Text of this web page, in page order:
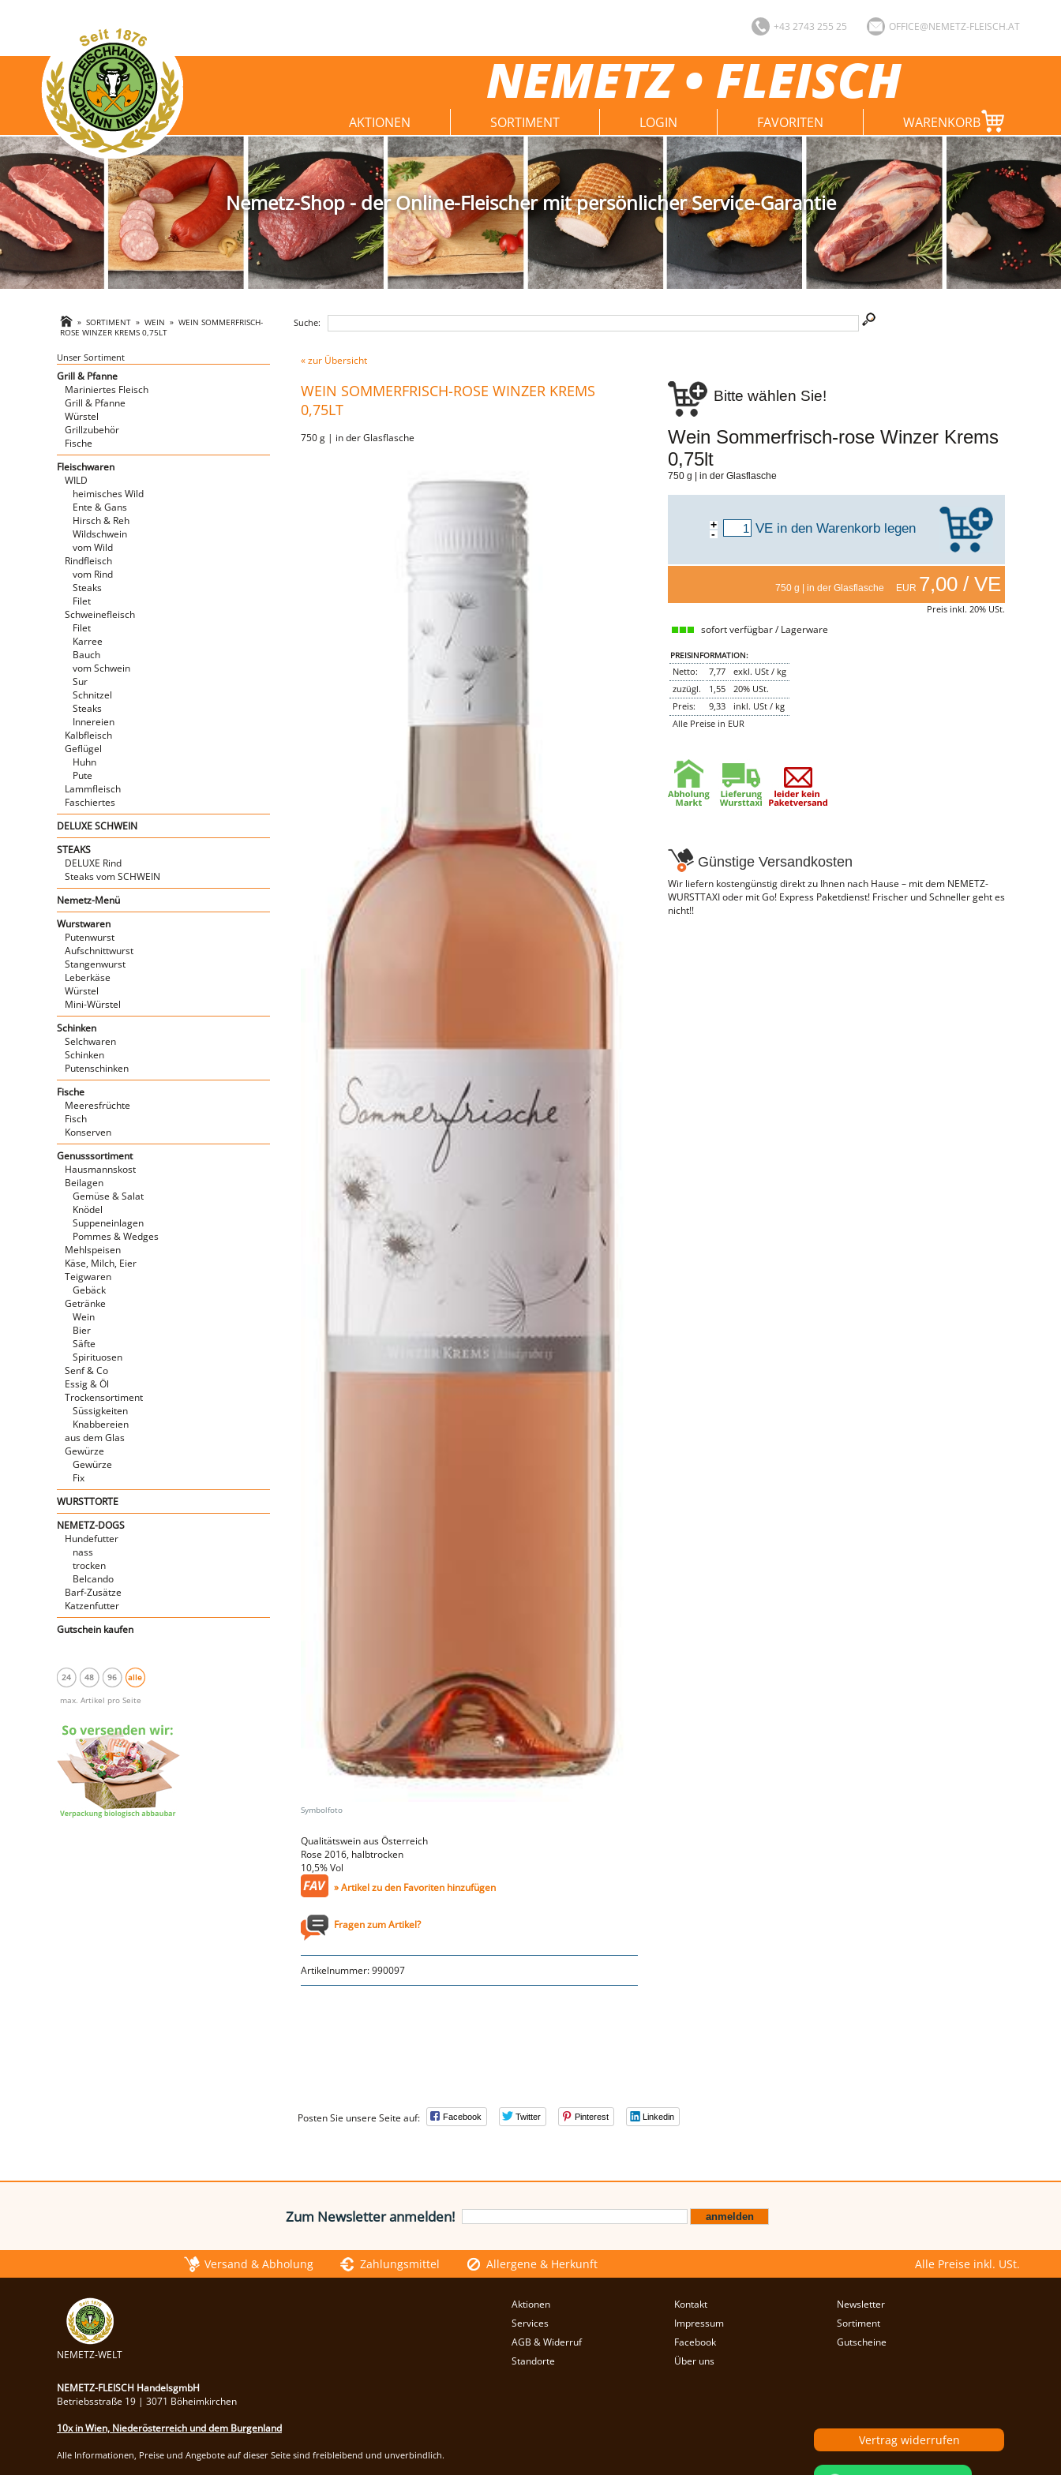
NEMETZ • FLEISCH
+43 2743 255 25 OFFICE@NEMETZ-FLEISCH.AT
AKTIONEN SORTIMENT LOGIN FAVORITEN WARENKORB
Nemetz-Shop - der Online-Fleischer mit persönlicher Service-Garantie
»SORTIMENT »WEIN »WEIN SOMMERFRISCH-
ROSE WINZER KREMS 0,75LT
Suche:
Unser Sortiment
Grill & Pfanne
Mariniertes Fleisch
Grill & Pfanne
Würstel
Grillzubehör
Fische
Fleischwaren
WILD
heimisches Wild
Ente & Gans
Hirsch & Reh
Wildschwein
vom Wild
Rindfleisch
vom Rind
Steaks
Filet
Schweinefleisch
Filet
Karree
Bauch
vom Schwein
Sur
Schnitzel
Steaks
Innereien
Kalbfleisch
Geflügel
Huhn
Pute
Lammfleisch
Faschiertes
DELUXE SCHWEIN
STEAKS
DELUXE Rind
Steaks vom SCHWEIN
Nemetz-Menü
Wurstwaren
Putenwurst
Aufschnittwurst
Stangenwurst
Leberkäse
Würstel
Mini-Würstel
Schinken
Selchwaren
Schinken
Putenschinken
Fische
Meeresfrüchte
Fisch
Konserven
Genusssortiment
Hausmannskost
Beilagen
Gemüse & Salat
Knödel
Suppeneinlagen
Pommes & Wedges
Mehlspeisen
Käse, Milch, Eier
Teigwaren
Gebäck
Getränke
Wein
Bier
Säfte
Spirituosen
Senf & Co
Essig & Öl
Trockensortiment
Süssigkeiten
Knabbereien
aus dem Glas
Gewürze
Gewürze
Fix
WURSTTORTE
NEMETZ-DOGS
Hundefutter
nass
trocken
Belcando
Barf-Zusätze
Katzenfutter
Gutschein kaufen
24 48 96 alle
max. Artikel pro Seite
« zur Übersicht
WEIN SOMMERFRISCH-ROSE WINZER KREMS
0,75LT
750 g | in der Glasflasche
Qualitätswein aus Österreich
Rose 2016, halbtrocken
10,5% Vol
» Artikel zu den Favoriten hinzufügen
Fragen zum Artikel?
Artikelnummer:990097
Bitte wählen Sie!
Wein Sommerfrisch-rose Winzer Krems
0,75lt
750 g | in der Glasflasche
+
- VEin den Warenkorb legen
750 g | in der Glasflasche EUR 7,00 / VE
Preis inkl. 20% USt.
sofort verfügbar / Lagerware
PREISINFORMATION:
Netto: 7,77
exkl. USt / kg
zuzügl.
1,55
20% USt.
Preis:
9,33
inkl. USt / kg
Alle Preise in EUR
Günstige Versandkosten
Wir liefern kostengünstig direkt zu Ihnen nach Hause – mit dem NEMETZ-
WURSTTAXI oder mit Go! Express Paketdienst! Frischer und Schneller geht es
nicht!!
Posten Sie unsere Seite auf: Facebook Twitter Pinterest Linkedin
Zum Newsletter anmelden!
Versand & Abholung Zahlungsmittel Allergene & Herkunft Alle Preise inkl. USt.
NEMETZ-WELT
Aktionen Kontakt
Newsletter
Services
Impressum
Sortiment
AGB & Widerruf
Facebook
Gutscheine
Standorte
Über uns
NEMETZ-FLEISCH HandelsgmbH
Betriebsstraße 19 | 3071 Böheimkirchen
10x in Wien, Niederösterreich und dem Burgenland
Alle Informationen, Preise und Angebote auf dieser Seite sind freibleibend und unverbindlich.
Vertrag widerrufen